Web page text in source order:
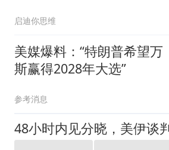
启迪你思维
美媒爆料：“特朗普希望万
斯赢得2028年大选”
参考消息